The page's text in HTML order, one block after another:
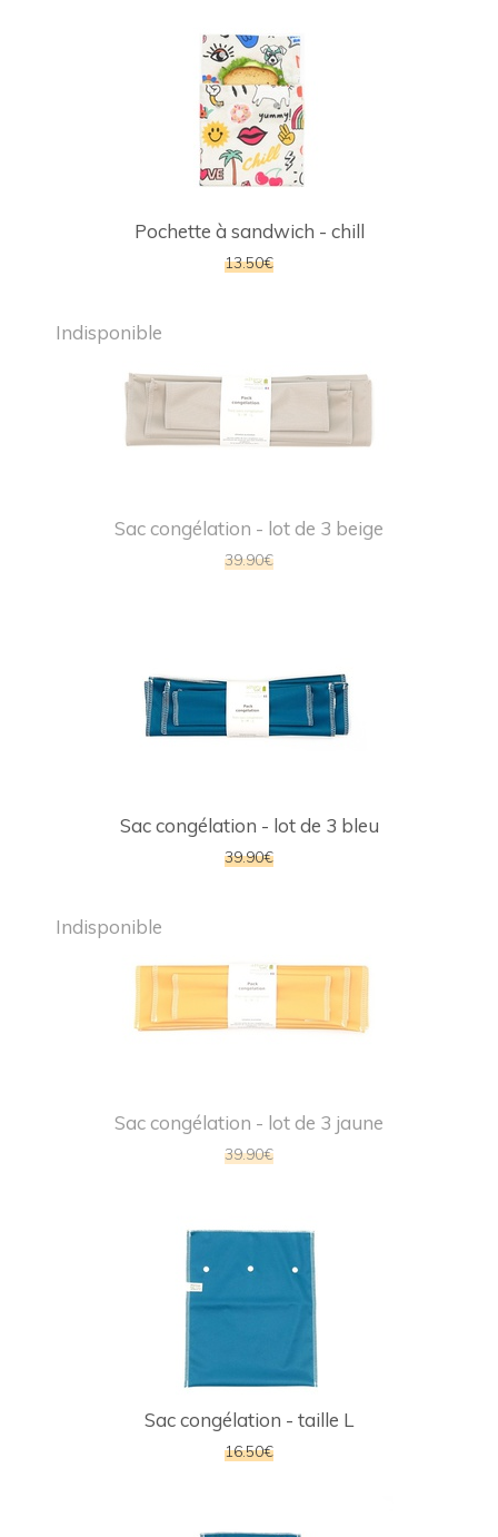
Pochette à sandwich - chill
13.50€
Indisponible
Sac congélation - lot de 3 beige
39.90€
Sac congélation - lot de 3 bleu
39.90€
Indisponible
Sac congélation - lot de 3 jaune
39.90€
Sac congélation - taille L
16.50€